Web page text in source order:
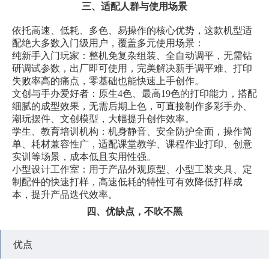
三、适配人群与使用场景
依托高速、低耗、多色、易操作的核心优势，这款机型适
配绝大多数入门级用户，覆盖多元使用场景：
纯新手入门玩家：整机免复杂组装、全自动调平，无需钻
研调试参数，出厂即可使用，完美解决新手调平难、打印
失败率高的痛点，零基础也能快速上手创作。
文创与手办爱好者：原生4色、最高19色的打印能力，搭配
细腻的成型效果，无需后期上色，可直接制作多彩手办、
潮玩摆件、文创模型，大幅提升创作效率。
学生、教育培训机构：机身静音、安全防护全面，操作简
单、耗材兼容性广，适配课堂教学、课程作业打印、创意
实训等场景，成本低且实用性强。
小型设计工作室：用于产品外观原型、小型工装夹具、定
制配件的快速打样，高速低耗的特性可有效降低打样成
本，提升产品迭代效率。
四、优缺点，不吹不黑
优点